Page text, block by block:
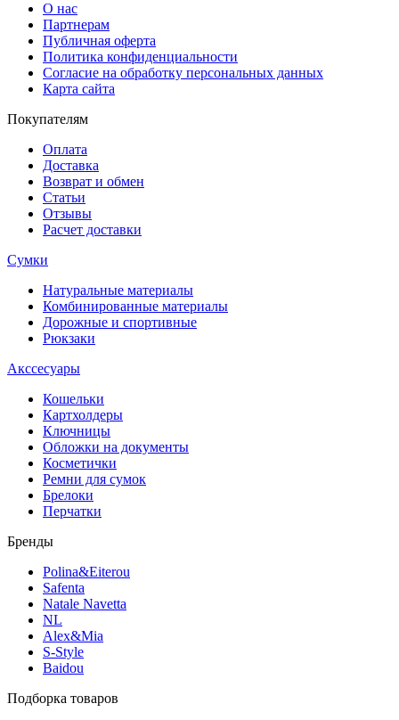
О нас
Партнерам
Публичная оферта
Политика конфиденциальности
Согласие на обработку персональных данных
Карта сайта
Покупателям
Оплата
Доставка
Возврат и обмен
Статьи
Отзывы
Расчет доставки
Сумки
Натуральные материалы
Комбинированные материалы
Дорожные и спортивные
Рюкзаки
Акссесуары
Кошельки
Картхолдеры
Ключницы
Обложки на документы
Косметички
Ремни для сумок
Брелоки
Перчатки
Бренды
Polina&Eiterou
Safenta
Natale Navetta
NL
Alex&Mia
S-Style
Baidou
Подборка товаров